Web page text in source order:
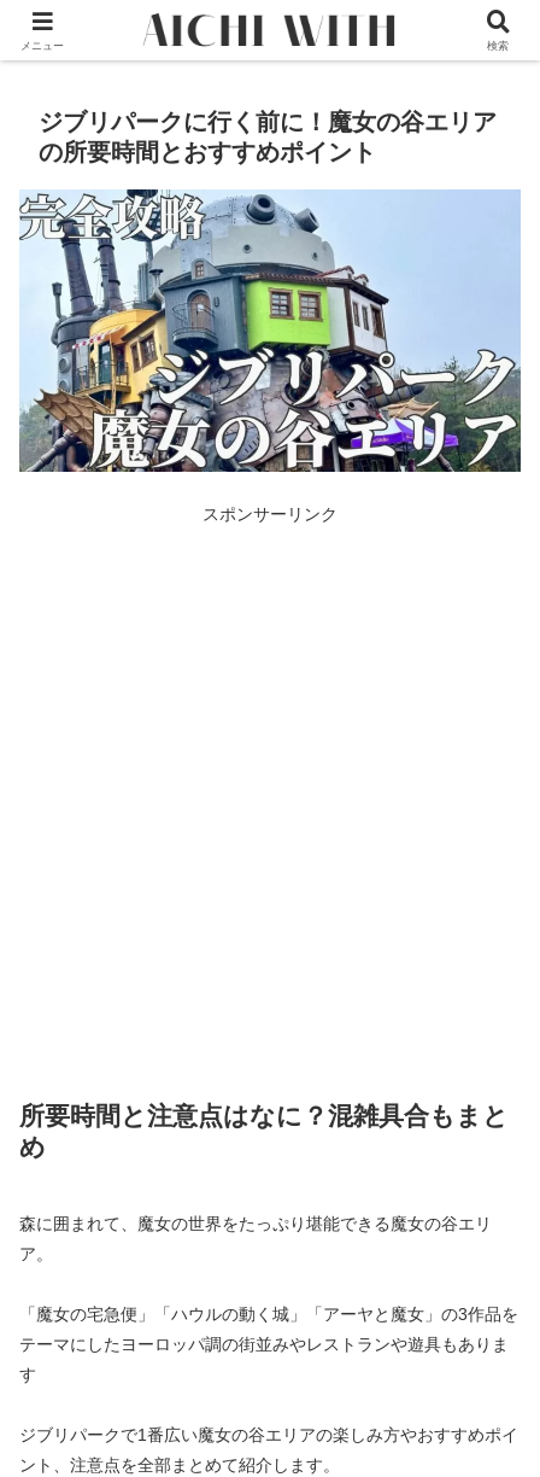
本サイトはプロモーションが含まれています
ジブリパークに行く前に！魔女の谷エリア
の所要時間とおすすめポイント
スポンサーリンク
所要時間と注意点はなに？混雑具合もまと
め
森に囲まれて、魔女の世界をたっぷり堪能できる魔女の谷エリ
ア。
「魔女の宅急便」「ハウルの動く城」「アーヤと魔女」の3作品を
テーマにしたヨーロッパ調の街並みやレストランや遊具もありま
す
ジブリパークで1番広い魔女の谷エリアの楽しみ方やおすすめポイ
ント、注意点を全部まとめて紹介します。
メニュー 検索